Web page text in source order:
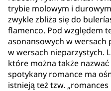
trybie molowym i
zwykle zbliża się do
flamenco. Pod względem
asonansowych w wersach
w wersach nieparzystych.
które można także nazwać
spotykany romance ma
istnieją też tzw.